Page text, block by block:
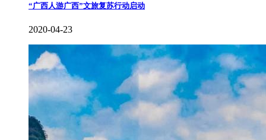
“广西人游广西”文旅复苏行动启动
2020-04-23